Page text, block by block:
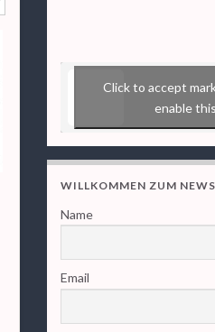
Click to accept
enable
WILLKOMMEN ZUM
Name
Email